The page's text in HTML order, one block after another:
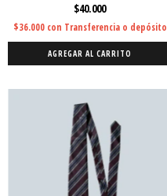
$40.000
$36.000 con Transferencia o depósito
AGREGAR AL CARRITO